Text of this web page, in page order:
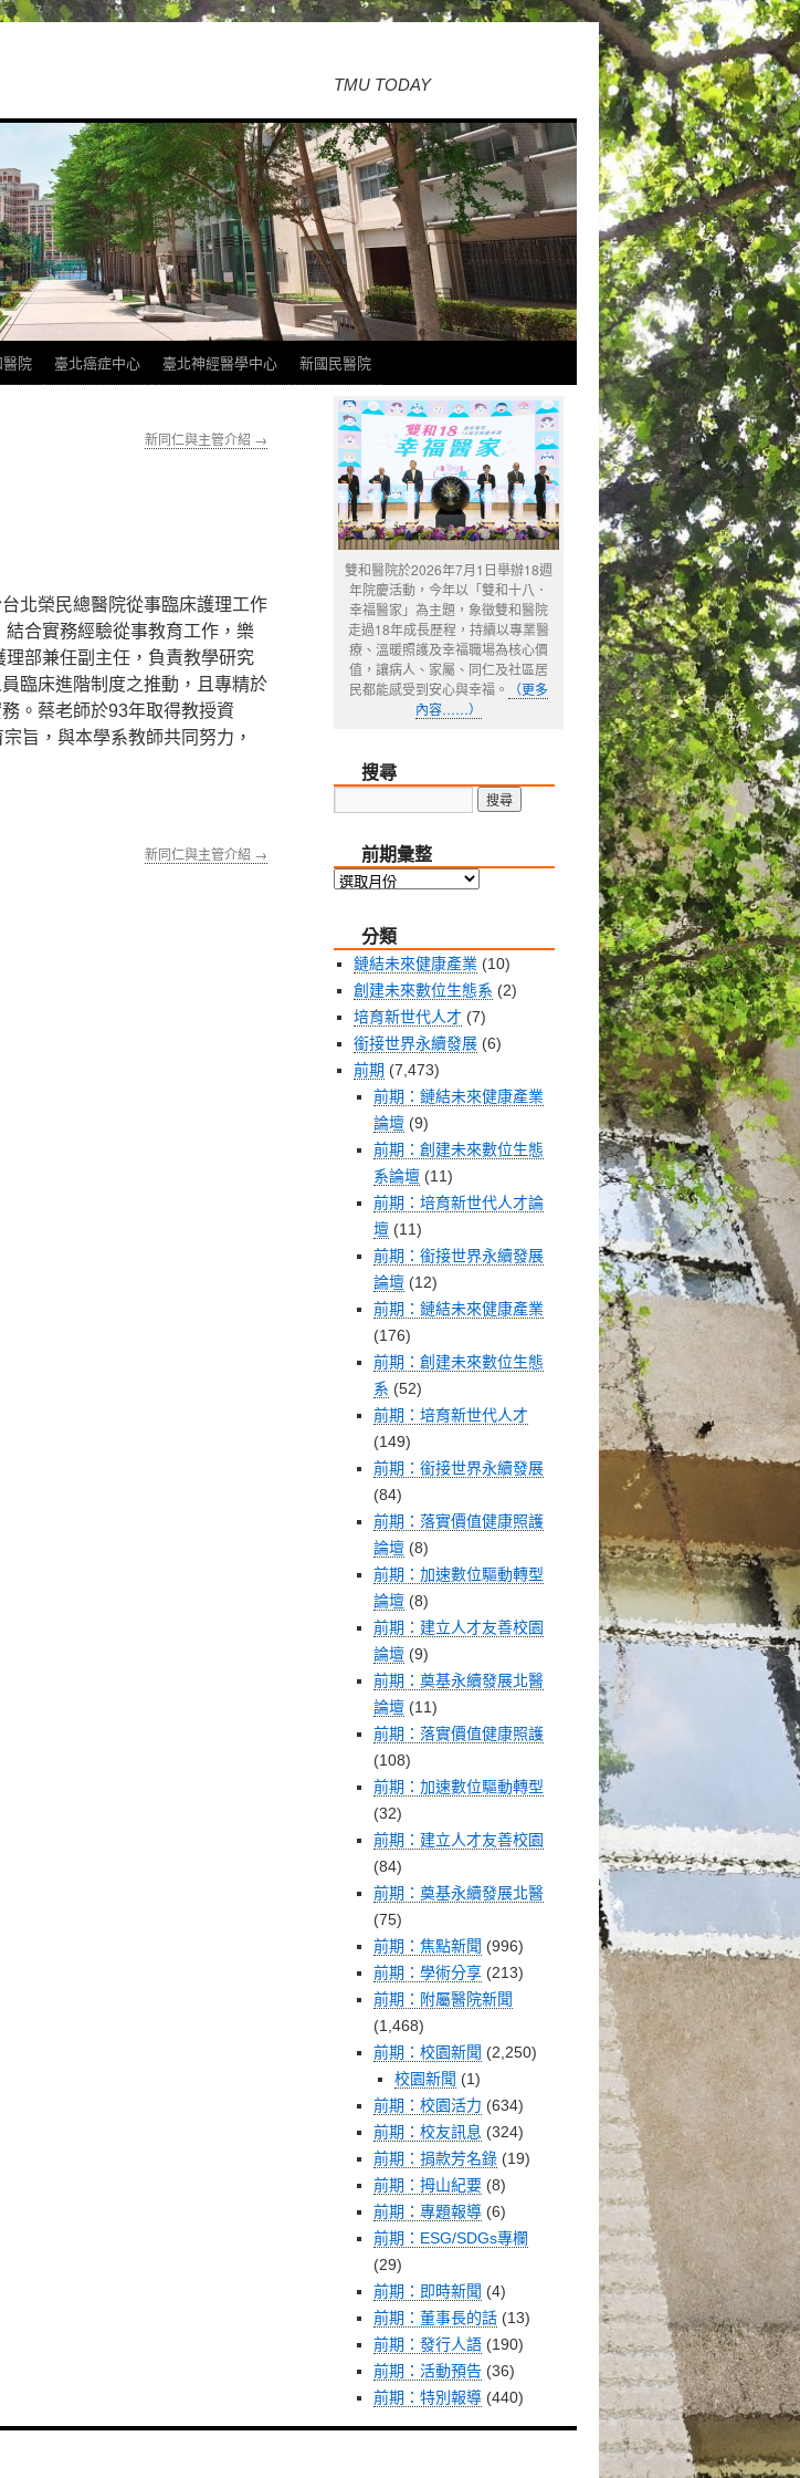
TMU TODAY
院 臺北癌症中心 臺北神經醫學中心 新國民醫院
新同仁與主管介紹 →
北榮民總醫院從事臨床護理工作
合實務經驗從事教育工作，樂
部兼任副主任，負責教學研究
臨床進階制度之推動，且專精於
。蔡老師於93年取得教授資
旨，與本學系教師共同努力，
新同仁與主管介紹 →
雙和醫院於2026年7月1日舉辦18週
年院慶活動，今年以「雙和十八．
幸福醫家」為主題，象徵雙和醫院
走過18年成長歷程，持續以專業醫
療、溫暖照護及幸福職場為核心價
值，讓病人、家屬、同仁及社區居
民都能感受到安心與幸福。
（更多
內容……）
搜尋
前期彙整
前
整
分類
鏈結未來健康產業 (10)
創建未來數位生態系 (2)
培育新世代人才 (7)
銜接世界永續發展 (6)
前期 (7,473)
前期：鏈結未來健康產業
論壇 (9)
前期：創建未來數位生態
系論壇 (11)
前期：培育新世代人才論
壇 (11)
前期：銜接世界永續發展
論壇 (12)
前期：鏈結未來健康產業
(176)
前期：創建未來數位生態
系 (52)
前期：培育新世代人才
(149)
前期：銜接世界永續發展
(84)
前期：落實價值健康照護
論壇 (8)
前期：加速數位驅動轉型
論壇 (8)
前期：建立人才友善校園
論壇 (9)
前期：奠基永續發展北醫
論壇 (11)
前期：落實價值健康照護
(108)
前期：加速數位驅動轉型
(32)
前期：建立人才友善校園
(84)
前期：奠基永續發展北醫
(75)
前期：焦點新聞 (996)
前期：學術分享 (213)
前期：附屬醫院新聞
(1,468)
前期：校園新聞 (2,250)
校園新聞 (1)
前期：校園活力 (634)
前期：校友訊息 (324)
前期：捐款芳名錄 (19)
前期：拇山紀要 (8)
前期：專題報導 (6)
前期：ESG/SDGs專欄
(29)
前期：即時新聞 (4)
前期：董事長的話 (13)
前期：發行人語 (190)
前期：活動預告 (36)
前期：特別報導 (440)